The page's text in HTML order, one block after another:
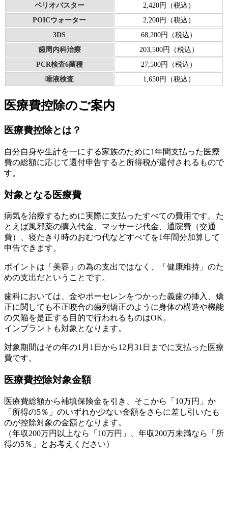
ペリオバスター
2,420円（税込）
POICウォーター
2,200円（税込）
3DS
68,200円（税込）
歯周内科治療
203,500円（税込）
PCR検査6菌種
27,500円（税込）
唾液検査
1,650円（税込）
医療費控除のご案内
医療費控除とは？
自分自身や生計を一にする家族のために1年間支払った医療
費の総額に応じて還付申告すると所得税が還付されるもので
す。
対象となる医療費
病気を治療するために実際に支払ったすべての費用です。た
とえば風邪薬の購入代金、マッサージ代金、通院費（交通
費）、寝たきり時のおむつ代などすべてを1年間分加算して
申告できます。
ポイントは「美容」の為の支出ではなく、「健康維持」のた
めの支出だということです。
歯科においては、金やポーセレンをつかった義歯の挿入、矯
正に関しても不正咬合の歯列矯正のように身体の構造や機能
の欠陥を是正する目的で行われるものはOK。
インプラントも対象となります。
対象期間はその年の1月1日から12月31日までに支払った医療
費です。
医療費控除対象金額
医療費総額から補填保険金を引き、そこから「10万円」か
「所得の5％」のいずれか少ない金額をさらに差し引いたも
のが控除対象の金額となります。
（年収200万円以上なら「10万円」、年収200万未満なら「所
得の5％」とお考えください）